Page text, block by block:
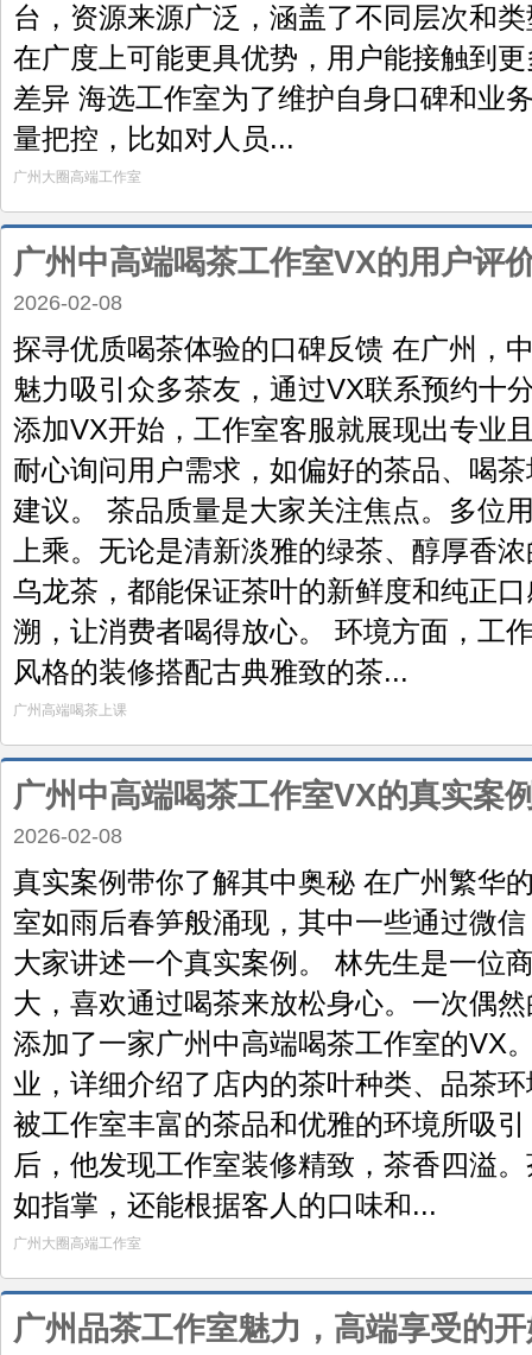
台，资源来源广泛，涵盖了不同层次和
在广度上可能更具优势，用户能接触到
差异 海选工作室为了维护自身口碑和业
量把控，比如对人员...
广州大圈高端工作室
广州中高端喝茶工作室VX的用户评
2026-02-08
探寻优质喝茶体验的口碑反馈 在广州，
魅力吸引众多茶友，通过VX联系预约十
添加VX开始，工作室客服就展现出专业
耐心询问用户需求，如偏好的茶品、喝
建议。 茶品质量是大家关注焦点。多位
上乘。无论是清新淡雅的绿茶、醇厚香
乌龙茶，都能保证茶叶的新鲜度和纯正
溯，让消费者喝得放心。 环境方面，工
风格的装修搭配古典雅致的茶...
广州高端喝茶上课
广州中高端喝茶工作室VX的真实案
2026-02-08
真实案例带你了解其中奥秘 在广州繁华
室如雨后春笋般涌现，其中一些通过微
大家讲述一个真实案例。 林先生是一位
大，喜欢通过喝茶来放松身心。一次偶
添加了一家广州中高端喝茶工作室的VX
业，详细介绍了店内的茶叶种类、品茶
被工作室丰富的茶品和优雅的环境所吸
后，他发现工作室装修精致，茶香四溢
如指掌，还能根据客人的口味和...
广州大圈高端工作室
广州品茶工作室魅力，高端享受的